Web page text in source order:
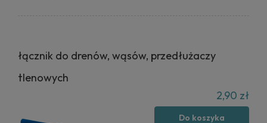
łącznik do drenów, wąsów, przedłużaczy
tlenowych
2,90 zł
Do koszyka